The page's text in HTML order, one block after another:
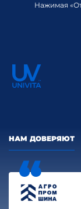
Нажимая
НАМ ДОВЕРЯЮТ